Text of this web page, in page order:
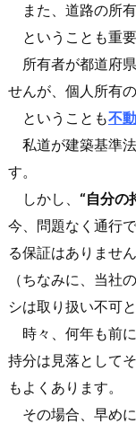
また、道路の所
ということも重要
所有者が都道府
せんが、個人所有
ということも不
私道が建築基準
す。
しかし、 “自分の
今、問題なく通行
る保証はありません
（ちなみに、当社
シは取り扱い不可
時々、何年も前
持分は見落として
もよくあります。
その場合、早めに